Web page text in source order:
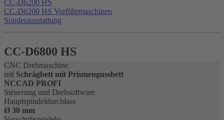
CC-D6200 HS
CC-D6200 HS Vorführmaschinen
Sonderausstattung
CC-D6800 HS
CNC Drehmaschine
mit Schrägbett mit Prismengussbett
NCCAD PROFI
Steuerung und Drehsoftware
Hauptspindeldurchlass
Ø 30 mm